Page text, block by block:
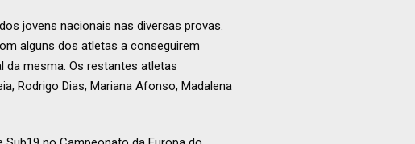
jovens nacionais nas diversas provas.
alguns dos atletas a conseguirem
da mesma. Os restantes atletas
Rodrigo Dias, Mariana Afonso, Madalena